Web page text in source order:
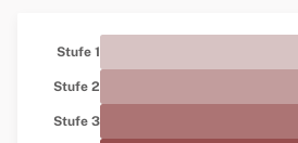
Stufe 1
Stufe 2
Stufe 3